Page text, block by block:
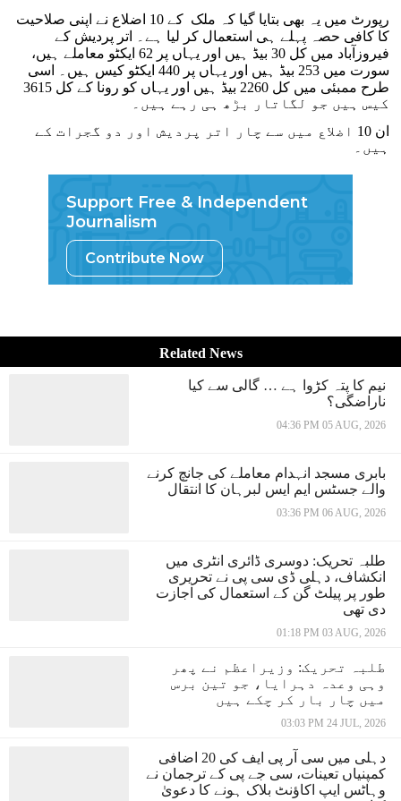
رپورٹ میں یہ بھی بتایا گیا کہ ملک کے 10 اضلاع نے اپنی صلاحیت
کا کافی حصہ پہلے ہی استعمال کر لیا ہے۔ اتر پردیش کے
فیروزآباد میں کل 30 بیڈ ہیں اور یہاں پر 62 ایکٹو معاملے ہیں،
سورت میں 253 بیڈ ہیں اور یہاں پر 440 ایکٹو کیس ہیں۔ اسی
طرح ممبئی میں کل 2260 بیڈ ہیں اور یہاں کو رونا کے کل 3615
کیس ہیں جو لگاتار بڑھ ہی رہے ہیں۔
ان 10 اضلاع میں سے چار اتر پردیش اور دو گجرات کے
ہیں۔
Support Free & Independent
Journalism
Contribute Now
Related News
نیم کا پتہ کڑوا ہے … گالی سے کیا
ناراضگی؟
04:36 PM 05 AUG, 2026
بابری مسجد انہدام معاملے کی جانچ کرنے
والے جسٹس ایم ایس لبرہان کا انتقال
03:36 PM 06 AUG, 2026
طلبہ تحریک: دوسری ڈائری انٹری میں
انکشاف، دہلی ڈی سی پی نے تحریری
طور پر پیلٹ گن کے استعمال کی اجازت
دی تھی
01:18 PM 03 AUG, 2026
طلبہ تحریک: وزیراعظم نے پھر
وہی وعدہ دہرایا، جو تین برس
میں چار بار کر چکے ہیں
03:03 PM 24 JUL, 2026
دہلی میں سی آر پی ایف کی 20 اضافی
کمپنیاں تعینات، سی جے پی کے ترجمان نے
وہاٹس ایپ اکاؤنٹ بلاک ہونے کا دعویٰ